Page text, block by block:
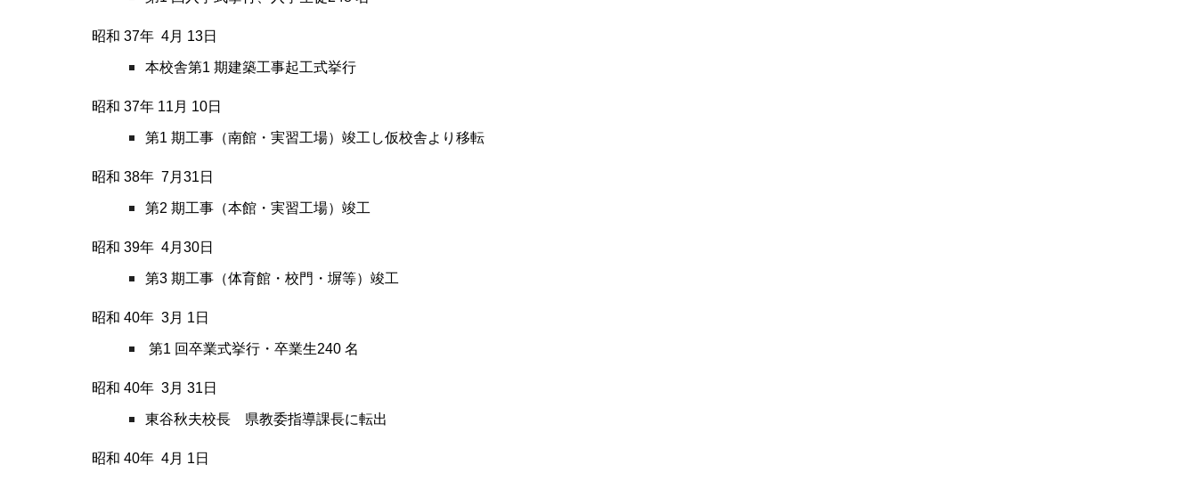
昭和 37年4月 13日
本校舎第1 期建築工事起工式挙行
昭和 37年11 月 10日
第1 期工事（南館・実習工場）竣工し仮校舎より移転
昭和 38年7月 31 日
第2 期工事（本館・実習工場）竣工
昭和 39年4月 30日
第3 期工事（体育館・校門・塀等）竣工
昭和 40年3月 1 日
第1 回卒業式挙行・卒業生240 名
昭和 40年3月 31 日
東谷秋夫校長 県教委指導課長に転出
昭和 40年4月 1 日